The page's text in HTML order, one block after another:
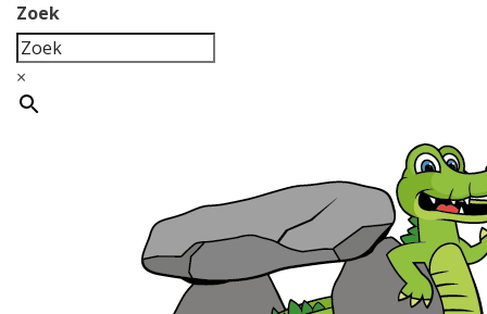
Zoek
×